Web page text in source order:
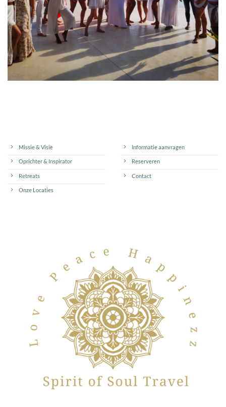
Missie & Visie
Oprichter & Inspirator
Retreats
Onze Locaties
Informatie aanvragen
Reserveren
Contact